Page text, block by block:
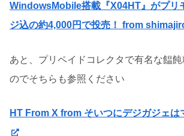
WindowsMobile搭載『X04HT』がプリ
ジ込の約4,000円で投売！ from
あと、プリペイドコレクタで有名な饂
のでそちらも参照ください
HT From X from そいつにデジガジェは